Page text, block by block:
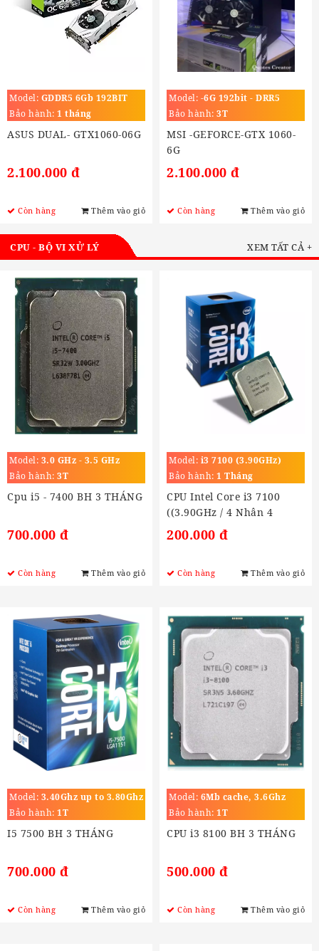
Model: GDDR5 6Gb 192BIT
Bảo hành: 1 tháng
ASUS DUAL- GTX1060-06G
2.100.000 đ
Còn hàng Thêm vào giỏ
Model: -6G 192bit - DRR5
Bảo hành: 3T
MSI -GEFORCE-GTX 1060-
6G
2.100.000 đ
Còn hàng Thêm vào giỏ
CPU - BỘ VI XỬ LÝ XEM TẤT CẢ +
Model: 3.0 GHz - 3.5 GHz
Bảo hành: 3T
Cpu i5 - 7400 BH 3 THÁNG
700.000 đ
Còn hàng Thêm vào giỏ
Model: i3 7100 (3.90GHz)
Bảo hành: 1 Tháng
CPU Intel Core i3 7100
((3.90GHz / 4 Nhân 4
Luồng, 3MB) (Socket LGA
1151)
200.000 đ
Còn hàng Thêm vào giỏ
Model: 3.40Ghz up to 3.80Ghz
Bảo hành: 1T
I5 7500 BH 3 THÁNG
700.000 đ
Còn hàng Thêm vào giỏ
Model: 6Mb cache, 3.6Ghz
Bảo hành: 1T
CPU i3 8100 BH 3 THÁNG
500.000 đ
Còn hàng Thêm vào giỏ